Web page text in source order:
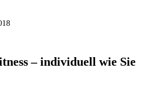
– individuell wie Sie